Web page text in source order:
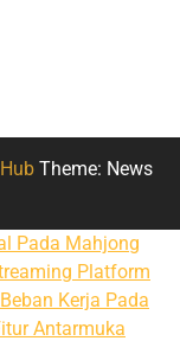
Theme: News
Pada Mahjong
Platform
Kerja Pada
Antarmuka